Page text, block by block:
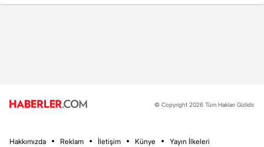
© Copyright 2026 Tüm Hakları Gizlidir.
Hakkımızda Reklam İletişim Künye Yayın İlkeleri